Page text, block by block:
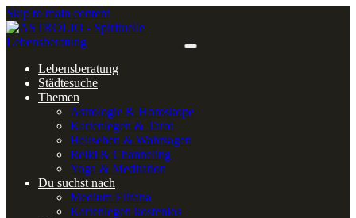
Skip to main content
Lebensberatung
Städtesuche
Themen
Astrologie & Horoskope
Kartenlegen & Tarot
Hellsehen & Wahrsagen
Reiki & Channeling
Yoga & Meditation
Du suchst nach
Medium Elifana
Kartenlegen kostenlos